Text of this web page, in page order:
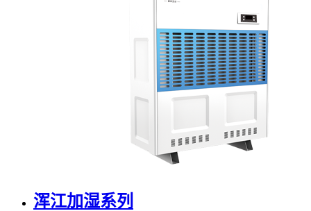
浑江加湿系列